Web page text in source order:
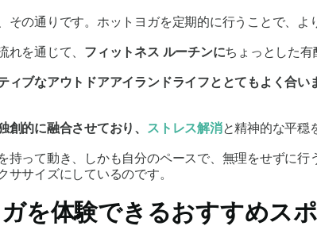
その通りです。ホットヨガを定期的に行うことで、よ
れを通じて、 フィットネス ルーチンにちょっとした有
ィブなアウトドアアイランドライフととてもよく合い
創的に融合させており、 ストレス解消と精神的な平穏
持って動き、しかも自分のペースで、無理をせずに行
サイズにしているのです。
を体験できるおすすめス